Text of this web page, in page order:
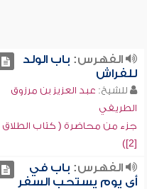
الفهرس: باب الولد
للفراش
للشيخ: عبد العزيز بن مرزوق
الطريفي
جزء من محاضرة ( كتاب الطلاق
[2])
الفهرس: باب في
أي يوم يستحب السفر